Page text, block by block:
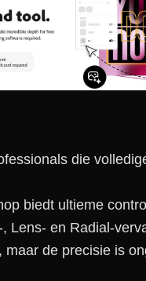
die
biedt ultieme
Lens- en Radial-
maar de precisie is